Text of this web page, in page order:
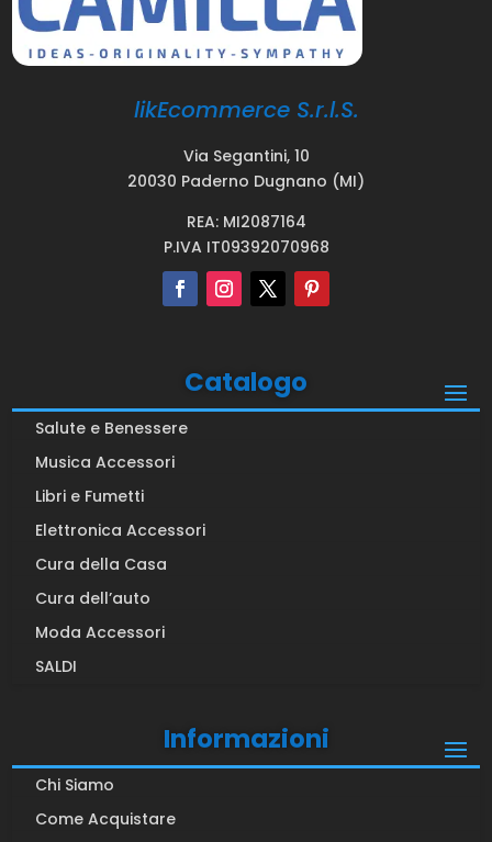
likEcommerce S.r.l.S.
Via Segantini, 10
20030 Paderno Dugnano (MI)
REA: MI2087164
P.IVA IT09392070968
Catalogo
Salute e Benessere
Musica Accessori
Libri e Fumetti
Elettronica Accessori
Cura della Casa
Cura dell’auto
Moda Accessori
SALDI
Informazioni
Chi Siamo
Come Acquistare